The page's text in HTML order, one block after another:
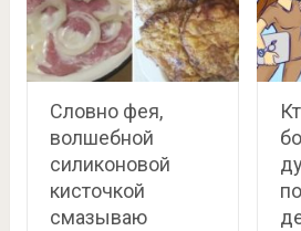
Словно фея,
волшебной
силиконовой
кисточкой
смазываю